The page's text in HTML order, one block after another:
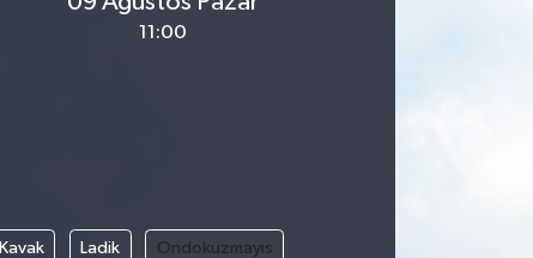
11:00
Kavak Ladik Ondokuzmayıs